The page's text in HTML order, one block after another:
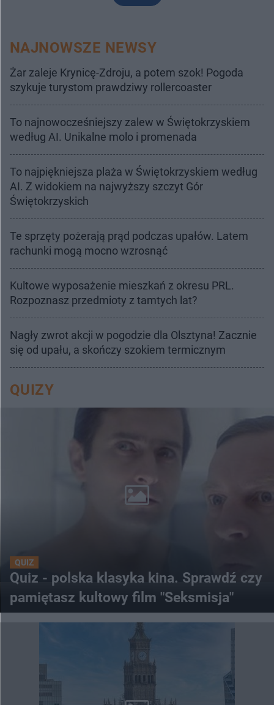
NAJNOWSZE NEWSY
Żar zaleje Krynicę-Zdroju, a potem szok! Pogoda
szykuje turystom prawdziwy rollercoaster
To najnowocześniejszy zalew w Świętokrzyskiem
według AI. Unikalne molo i promenada
To najpiękniejsza plaża w Świętokrzyskiem według
AI. Z widokiem na najwyższy szczyt Gór
Świętokrzyskich
Te sprzęty pożerają prąd podczas upałów. Latem
rachunki mogą mocno wzrosnąć
Kultowe wyposażenie mieszkań z okresu PRL.
Rozpoznasz przedmioty z tamtych lat?
Nagły zwrot akcji w pogodzie dla Olsztyna! Zacznie
się od upału, a skończy szokiem termicznym
QUIZY
QUIZ
Quiz - polska klasyka kina. Sprawdź czy
pamiętasz kultowy film "Seksmisja"